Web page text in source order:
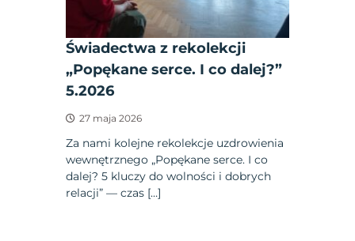
Świadectwa z rekolekcji
„Popękane serce. I co dalej?”
5.2026
27 maja 2026
Za nami kolejne rekolekcje uzdrowienia
wewnętrznego „Popękane serce. I co
dalej? 5 kluczy do wolności i dobrych
relacji” — czas […]